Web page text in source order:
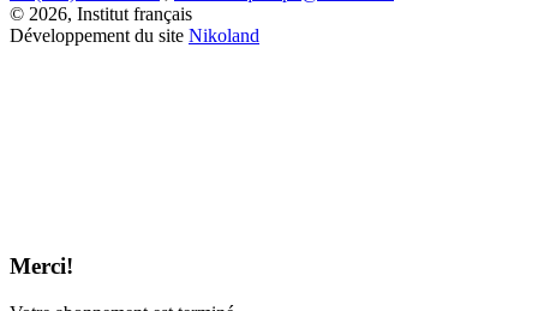
© 2026, Institut français
Développement du site Nikoland
Merci!